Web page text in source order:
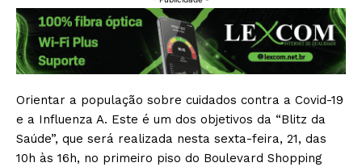
Orientar a população sobre cuidados contra a Covid-19
e a Influenza A. Este é um dos objetivos da “Blitz da
Saúde”, que será realizada nesta sexta-feira, 21, das
10h às 16h, no primeiro piso do Boulevard Shopping